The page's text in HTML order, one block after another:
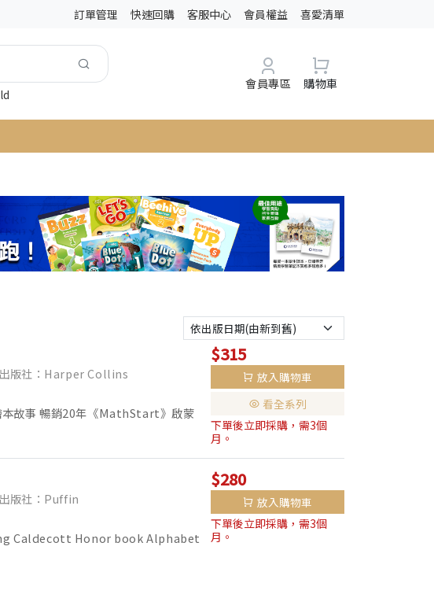
訂單管理 快速回購 客服中心 會員權益 喜愛清單
會員專區 購物車
出版社：Harper Collins
本故事 暢銷20年《MathStart》啟蒙
$315
放入購物車
看全系列
下單後立即採購，需3個
月。
出版社：Puffin
Caldecott Honor book Alphabet
$280
放入購物車
下單後立即採購，需3個
月。